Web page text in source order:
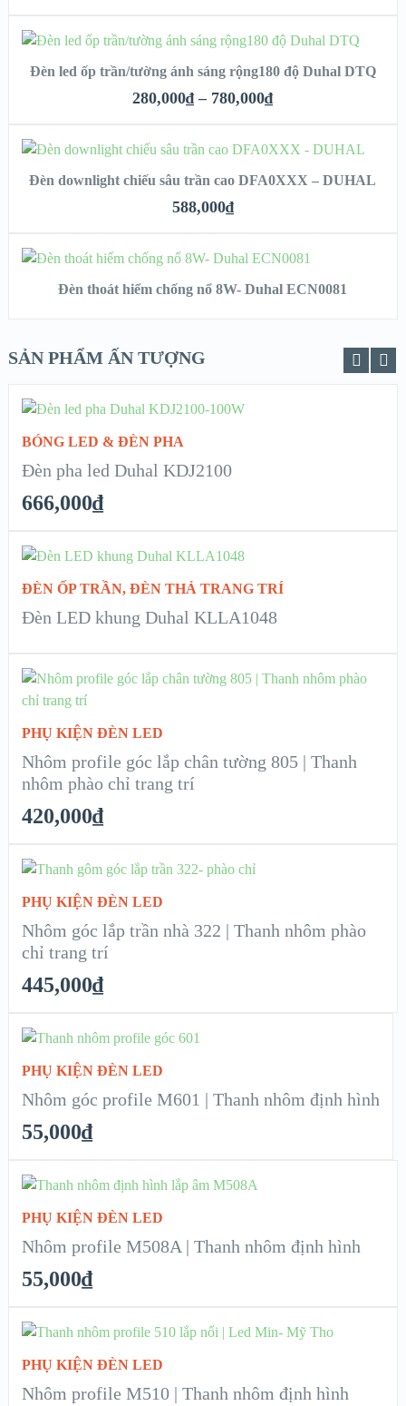
XEM NHANH
SELECT OPTIONS
Đèn led ốp trần/tường ánh sáng rộng180 độ Duhal DTQ
280,000₫ – 780,000₫
XEM NHANH
ADD TO CART
Đèn downlight chiếu sâu trần cao DFA0XXX – DUHAL
588,000₫
CHI TIẾT
READ MORE
Đèn thoát hiểm chống nổ 8W- Duhal ECN0081
SẢN PHẨM ẤN TƯỢNG
XEM NHANH
ADD TO CART
BÓNG LED & ĐÈN PHA
Đèn pha led Duhal KDJ2100
666,000₫
XEM NHANH
READ MORE
ĐÈN ỐP TRẦN, ĐÈN THẢ TRANG TRÍ
Đèn LED khung Duhal KLLA1048
XEM NHANH
CHI TIẾT
PHỤ KIỆN ĐÈN LED
Nhôm profile góc lắp chân tường 805 | Thanh
nhôm phào chỉ trang trí
420,000₫
XEM NHANH
ADD TO CART
PHỤ KIỆN ĐÈN LED
Nhôm góc lắp trần nhà 322 | Thanh nhôm phào
chỉ trang trí
445,000₫
XEM NHANH
ADD TO CART
PHỤ KIỆN ĐÈN LED
Nhôm góc profile M601 | Thanh nhôm định hình
55,000₫
XEM NHANH
ADD TO CART
PHỤ KIỆN ĐÈN LED
Nhôm profile M508A | Thanh nhôm định hình
55,000₫
XEM NHANH
ADD TO CART
PHỤ KIỆN ĐÈN LED
Nhôm profile M510 | Thanh nhôm định hình